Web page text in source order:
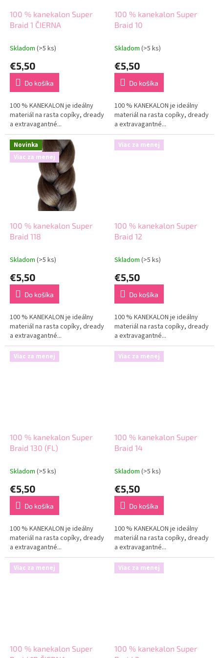
100 % kanekalon Super
Braid 1 ČIERNA
Skladom (>5 ks)
€5,50
Do košíka
100 % KANEKALON je ideálny
materiál na rasta copíky, dready
a extravagantné...
100 % kanekalon Super
Braid 10
Skladom (>5 ks)
€5,50
Do košíka
100 % KANEKALON je ideálny
materiál na rasta copíky, dready
a extravagantné...
Novinka
Viac za menej
100 % kanekalon Super
Braid 118
Skladom (>5 ks)
€5,50
Do košíka
100 % KANEKALON je ideálny
materiál na rasta copíky, dready
a extravagantné...
Viac za menej
100 % kanekalon Super
Braid 12
Skladom (>5 ks)
€5,50
Do košíka
100 % KANEKALON je ideálny
materiál na rasta copíky, dready
a extravagantné...
Viac za menej
100 % kanekalon Super
Braid 130 (FL)
Skladom (>5 ks)
€5,50
Do košíka
100 % KANEKALON je ideálny
materiál na rasta copíky, dready
a extravagantné...
Viac za menej
100 % kanekalon Super
Braid 14
Skladom (>5 ks)
€5,50
Do košíka
100 % KANEKALON je ideálny
materiál na rasta copíky, dready
a extravagantné...
Viac za menej
100 % kanekalon Super
Viac za menej
100 % kanekalon Super